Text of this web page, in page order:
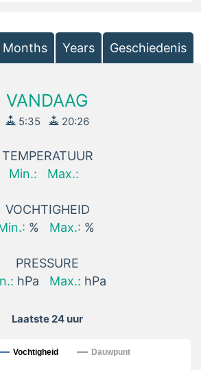
Months Years Geschiedenis
VANDAAG
5:35 20:26
TEMPERATUUR
Min.:
Max.:
VOCHTIGHEID
% Max.: %
PRESSURE
hPa Max.: hPa
Laatste 24 uur
Laatste 24 uur
Vochtigheid
Dauwpunt